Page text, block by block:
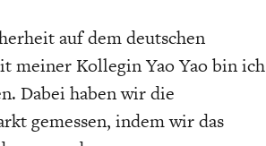
auf dem deutschen
meiner Kollegin Yao Yao bin ich
Dabei haben wir die
gemessen, indem wir das